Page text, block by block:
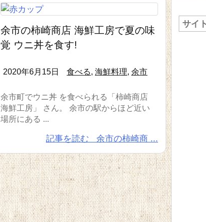
余市の柿崎商店 海鮮工房で夏の味
覚 ウニ丼を食す!
2020年6月15日 食べる,海鮮料理,余市
余市町でウニ丼 を食べられる「柿崎商店
海鮮工房」 さん。 余市の駅からほど近い
場所にある ...
記事を読む 余市の柿崎商 ...